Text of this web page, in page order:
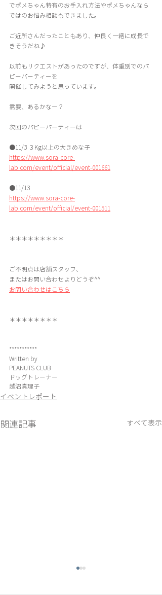
でポメちゃん特有のお手入れ方法やポメちゃんなら
ではのお悩み相談もできました。
ご近所さんだったこともあり、仲良く一緒に成長で
きそうだね♪
以前もリクエストがあったのですが、体重別でのパ
ピーパーティーを
開催してみようと思っています。
需要、あるかなー？
次回のパピーパーティーは
●11/3 ３Kg以上の大きめな子
https://www.sora-core-
lab.com/event/official/event-001661
●11/13
https://www.sora-core-
lab.com/event/official/event-001511
＊＊＊＊＊＊＊＊＊
ご不明点は店舗スタッフ、
またはお問い合わせよりどうぞ^^
お問い合わせはこちら
＊＊＊＊＊＊＊＊
***********
Written by
PEANUTS CLUB
ドッグトレーナー
越沼真理子
イベントレポート
関連記事 すべて表示